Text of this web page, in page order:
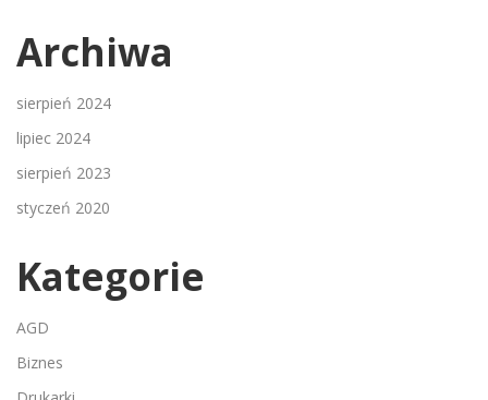
Archiwa
sierpień 2024
lipiec 2024
sierpień 2023
styczeń 2020
Kategorie
AGD
Biznes